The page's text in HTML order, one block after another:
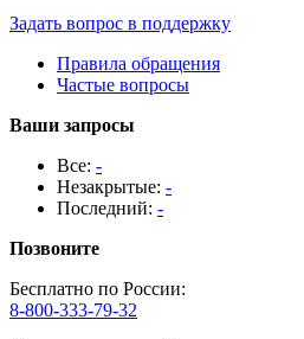
Задать вопрос в поддержку
Правила обращения
Частые вопросы
Ваши запросы
Все: -
Незакрытые: -
Последний: -
Позвоните
Бесплатно по России:
8-800-333-79-32